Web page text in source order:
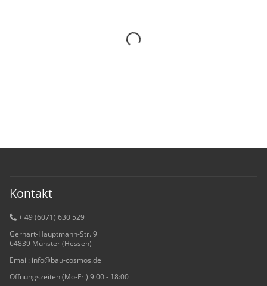
Kontakt
+ 49 (6071) 630 529
Gerhart-Hauptmann-Str. 9
64839 Münster (Hessen)
Email: info@bau-cosmos.de
Öffnungszeiten (Mo-Fr.) 9:00 - 18:00